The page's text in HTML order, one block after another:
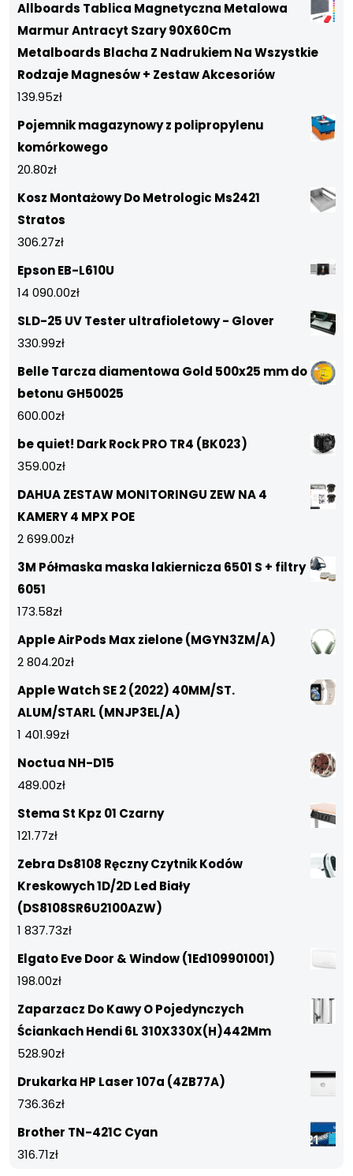
Allboards Tablica Magnetyczna Metalowa
Marmur Antracyt Szary 90X60Cm
Metalboards Blacha Z Nadrukiem Na Wszystkie
Rodzaje Magnesów + Zestaw Akcesoriów
139.95zł
Pojemnik magazynowy z polipropylenu
komórkowego
20.80zł
Kosz Montażowy Do Metrologic Ms2421
Stratos
306.27zł
Epson EB-L610U
14 090.00zł
SLD-25 UV Tester ultrafioletowy - Glover
330.99zł
Belle Tarcza diamentowa Gold 500x25 mm do
betonu GH50025
600.00zł
be quiet! Dark Rock PRO TR4 (BK023)
359.00zł
DAHUA ZESTAW MONITORINGU ZEW NA 4
KAMERY 4 MPX POE
2 699.00zł
3M Półmaska maska lakiernicza 6501 S + filtry
6051
173.58zł
Apple AirPods Max zielone (MGYN3ZM/A)
2 804.20zł
Apple Watch SE 2 (2022) 40MM/ST.
ALUM/STARL (MNJP3EL/A)
1 401.99zł
Noctua NH-D15
489.00zł
Stema St Kpz 01 Czarny
121.77zł
Zebra Ds8108 Ręczny Czytnik Kodów
Kreskowych 1D/2D Led Biały
(DS8108SR6U2100AZW)
1 837.73zł
Elgato Eve Door & Window (1Ed109901001)
198.00zł
Zaparzacz Do Kawy O Pojedynczych
Ściankach Hendi 6L 310X330X(H)442Mm
528.90zł
Drukarka HP Laser 107a (4ZB77A)
736.36zł
Brother TN-421C Cyan
316.71zł